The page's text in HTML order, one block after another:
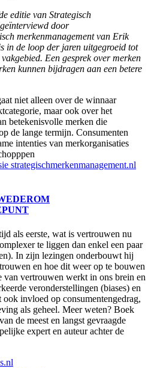
editie van Strategisch
door
merkenmanagement van Erik
in de loop der jaren uitgegroeid tot
Een gesprek over merken
kunnen bijdragen aan een betere
niet alleen over de winnaar
maar ook over het
betekenisvolle merken die
de lange termijn. Consumenten
intenties van merkorganisaties
strategischmerkenmanagement.nl
als eerste, wat is vertrouwen nu
te liggen dan enkel een paar
In zijn lezingen onderbouwt hij
en hoe dit weer op te bouwen
van vertrouwen werkt in ons brein en
veronderstellingen (biases) en
invloed op consumentengedrag,
als geheel. Meer weten? Boek
de meest en langst gevraagde
expert en auteur achter de